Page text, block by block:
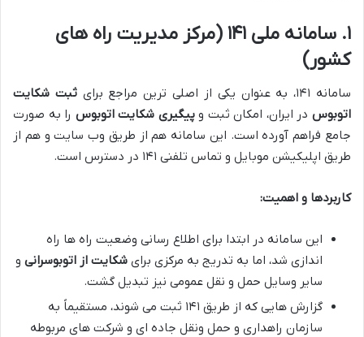
۱. سامانه ملی ۱۴۱ (مرکز مدیریت راه های
کشور)
سامانه ۱۴۱، به عنوان یکی از اصلی ترین مراجع برای
ثبت شکایت
اتوبوسدر ایران، امکان ثبت وپیگیری شکایت اتوبوس را به صورت
جامع فراهم آورده است. این سامانه هم از طریق وب سایت و هم از
طریق اپلیکیشن موبایل و تماس تلفنی ۱۴۱ در دسترس است.
کاربردها و اهمیت:
این سامانه در ابتدا برای اطلاع رسانی وضعیت راه ها راه
اندازی شد، اما به تدریج به مرکزی برای شکایت از اتوبوسرانی و
سایر وسایل حمل و نقل عمومی نیز تبدیل گشت.
گزارش هایی که از طریق ۱۴۱ ثبت می شوند، مستقیماً به
سازمان راهداری و حمل ونقل جاده ای و شرکت های مربوطه